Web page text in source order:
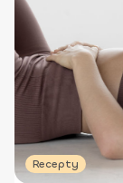
Recepty